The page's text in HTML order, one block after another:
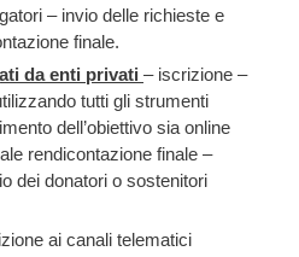
– invio delle richieste e
finale.
da enti privati – iscrizione –
tutti gli strumenti
dell’obiettivo sia online
rendicontazione finale –
dei donatori o sostenitori
ai canali telematici